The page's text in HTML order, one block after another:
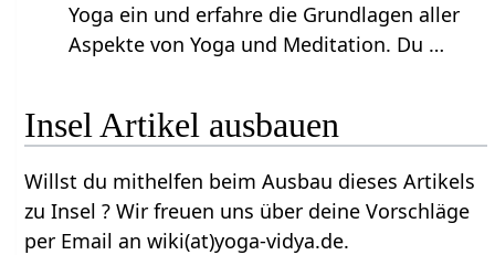
Yoga ein und erfahre die Grundlagen aller
Aspekte von Yoga und Meditation. Du …
Insel‏‎ Artikel ausbauen
Willst du mithelfen beim Ausbau dieses Artikels
zu Insel‏‎ ? Wir freuen uns über deine Vorschläge
per Email an wiki(at)yoga-vidya.de.